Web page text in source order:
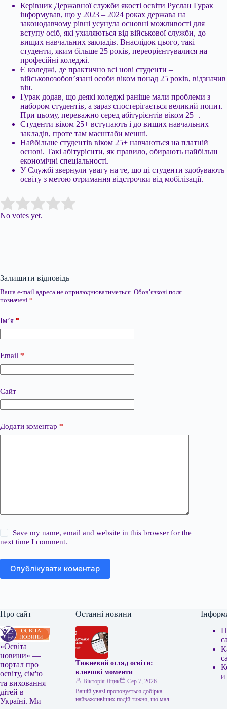
Керівник Державної служби якості освіти Руслан Гурак
інформував, що у 2023 – 2024 роках держава на
законодавчому рівні усунула основні можливості для
вступу осіб, які ухиляються від військової служби, до
вищих навчальних закладів. Внаслідок цього, такі
студенти, яким більше 25 років, переорієнтувалися на
професійні коледжі.
Є коледжі, де практично всі нові студенти –
військовозобов’язані особи віком понад 25 років, відзначив
він.
Гурак додав, що деякі коледжі раніше мали проблеми з
набором студентів, а зараз спостерігається великий попит.
При цьому, переважно серед абітурієнтів віком 25+.
Студенти віком 25+ вступають і до вищих навчальних
закладів, проте там масштаби менші.
Найбільше студентів віком 25+ навчаються на платній
основі. Такі абітурієнти, як правило, обирають найбільш
економічні спеціальності.
У Службі звернули увагу на те, що ці студенти здобувають
освіту з метою отримання відстрочки від мобілізації.
Rate this item:
No votes yet.
Залишити відповідь
Ваша e-mail адреса не оприлюднюватиметься. Обов’язкові поля
позначені *
Ім’я *
Email *
Сайт
Додати коментар *
Save my name, email and website in this browser for the
next time I comment.
Опублікувати коментар
Про сайт
«Освіта
новини» —
портал про
освіту, сім'ю
та виховання
дітей в
Україні. Ми
Останні новини
Тижневий огляд освіти:
ключові моменти
Вікторія Яцик
Сер 7, 2026
Вашій увазі пропонується добірка
найважливіших подій тижня, що мали
и